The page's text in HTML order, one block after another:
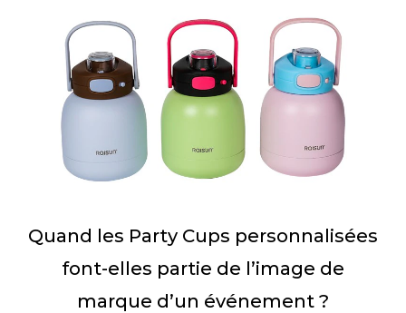
Quand les Party Cups personnalisées
font-elles partie de l’image de
marque d’un événement ?